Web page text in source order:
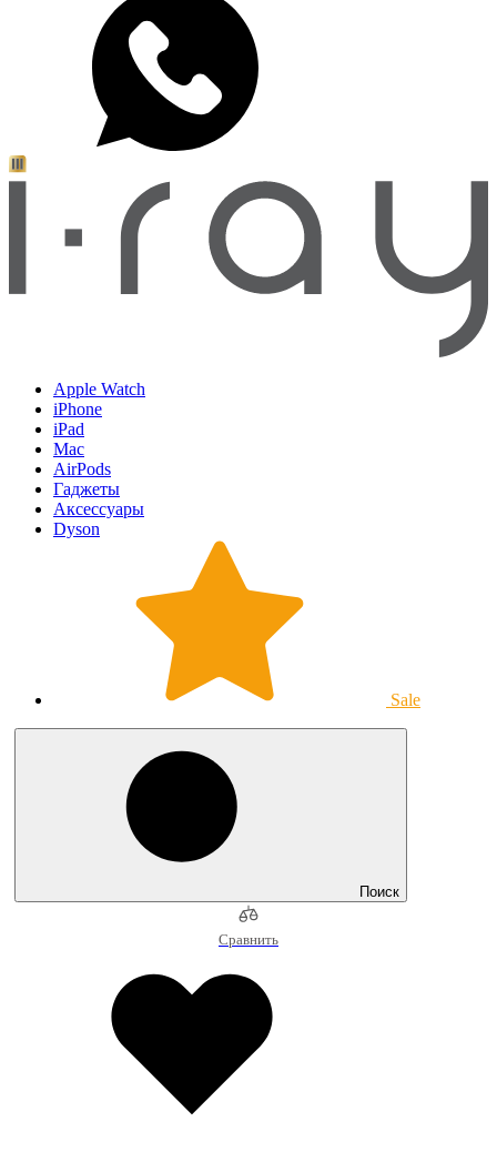
Apple Watch
iPhone
iPad
Mac
AirPods
Гаджеты
Аксессуары
Dyson
Sale
Поиск
Сравнить